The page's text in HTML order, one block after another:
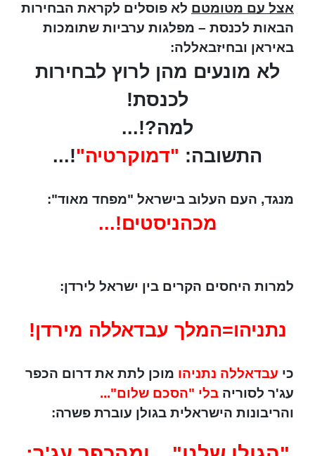
אצל עם מטומטם לא פוסלים לקראת הבחירות
הבאות לכנסת – מפלגות ערביות שתומכות
באיראן ובחיזבאללה:
לא מונעים מהן לרוץ לבחירות
לכנסת!
למה?!...
התשובה: "דמוקרטיה"!...
מנגד, העם העלוב בישראל "מפחד מאוד":
מכהניסטים!...
למרות היחסים הקרים בין ישראל לירדן:
נתניהו=המלך עבדאללה מירדן!
כי עבדאללה נתניהו מוכן לתת את דרום הכפר
עג'ר לסוריה בלי "הסכם שלום"...
והריבונות הישראלית בגולן עוברת פשרה: